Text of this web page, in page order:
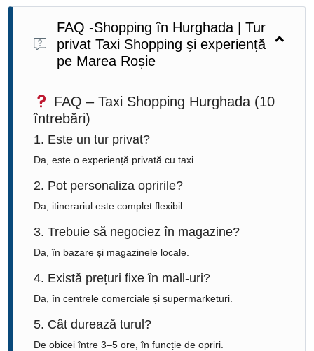
FAQ -Shopping în Hurghada | Tur
privat Taxi Shopping și experiență
pe Marea Roșie
FAQ – Taxi Shopping Hurghada (10
întrebări)
1. Este un tur privat?
Da, este o experiență privată cu taxi.
2. Pot personaliza opririle?
Da, itinerariul este complet flexibil.
3. Trebuie să negociez în magazine?
Da, în bazare și magazinele locale.
4. Există prețuri fixe în mall-uri?
Da, în centrele comerciale și supermarketuri.
5. Cât durează turul?
De obicei între 3–5 ore, în funcție de opriri.